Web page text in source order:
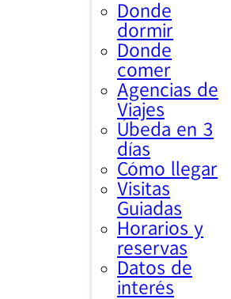
Donde
dormir
Donde
comer
Agencias de
Viajes
Úbeda en 3
días
Cómo llegar
Visitas
Guiadas
Horarios y
reservas
Datos de
interés